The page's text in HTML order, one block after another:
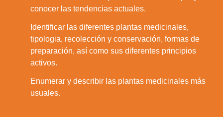
conocer las tendencias actuales.
Identificar las diferentes plantas medicinales,
tipologia, recolección y conservación, formas de
preparación, así como sus diferentes principios
activos.
Enumerar y describir las plantas medicinales más
usuales.